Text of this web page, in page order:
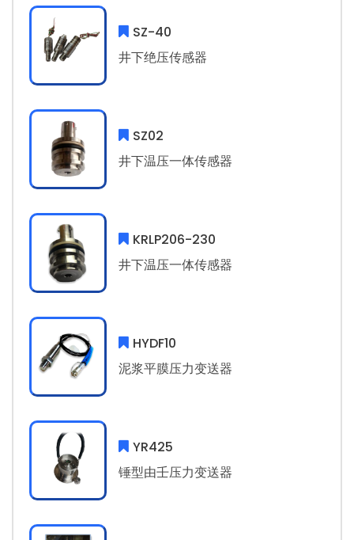
SZ-40
井下绝压传感器
SZ02
井下温压一体传感器
KRLP206-230
井下温压一体传感器
HYDF10
泥浆平膜压力变送器
YR425
锤型由壬压力变送器